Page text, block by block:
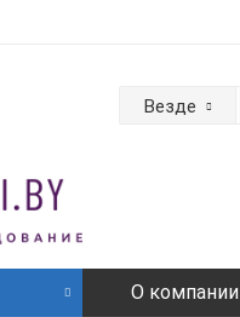
Везде
О компании